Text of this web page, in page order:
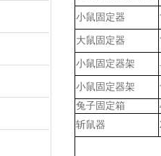
小鼠固定器
大鼠固定器
小鼠固定器架
小鼠固定器架
兔子固定箱
斩鼠器